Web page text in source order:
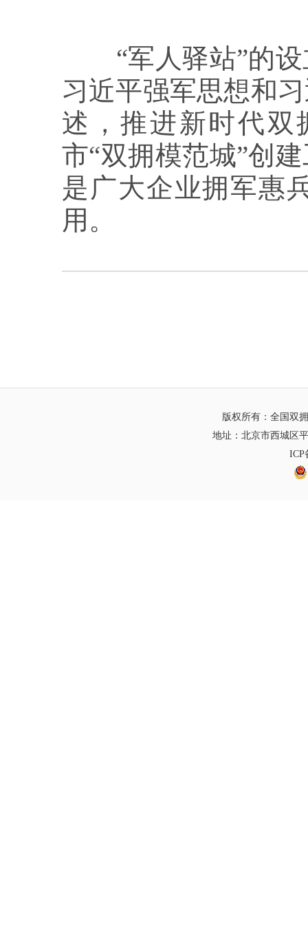
“军人驿站”的设
习近平强军思想和
述，推进新时代双
市“双拥模范城”创
是广大企业拥军惠
用。
版权所有：全国双
地址：北京市西城区
ICP